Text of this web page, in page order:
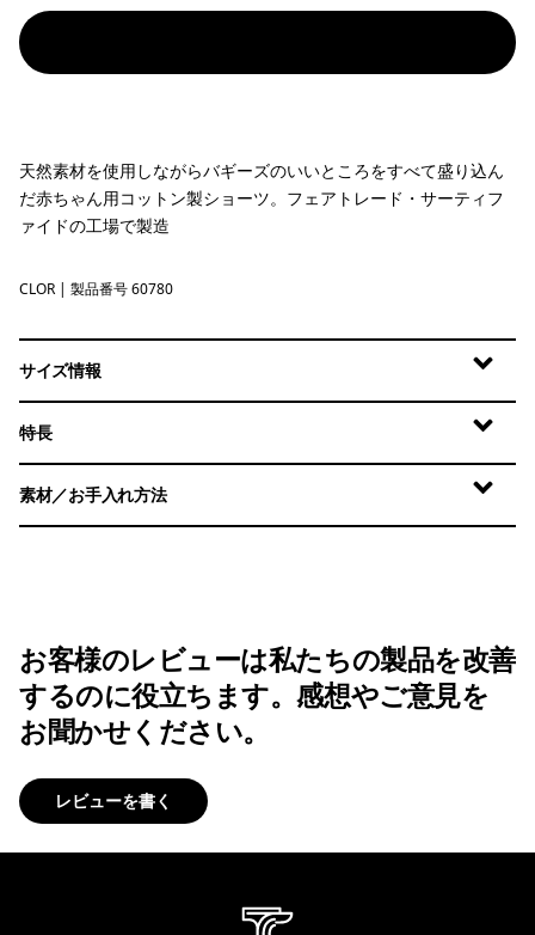
天然素材を使用しながらバギーズのいいところをすべて盛り込ん
だ赤ちゃん用コットン製ショーツ。フェアトレード・サーティフ
ァイドの工場で製造
Coal Orange
CLOR | 製品番号 60780
サイズ情報
特長
素材／お手入れ方法
お客様のレビューは私たちの製品を改善
するのに役立ちます。感想やご意見を
お聞かせください。
レビューを書く